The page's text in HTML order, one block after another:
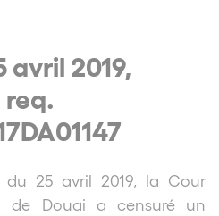
avril 2019,
req.
25 avril 2019, la Cour
de Douai a censuré un